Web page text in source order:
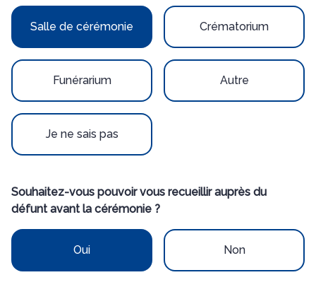
Salle de cérémonie Crématorium
Funérarium Autre
Je ne sais pas
Souhaitez-vous pouvoir vous recueillir auprès du
défunt avant la cérémonie ?
Oui Non